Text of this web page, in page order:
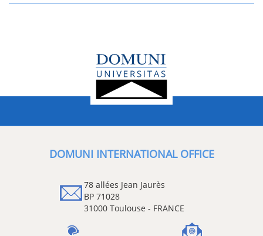
DOMUNI INTERNATIONAL OFFICE
78 allées Jean Jaurès
BP 71028
31000 Toulouse - FRANCE